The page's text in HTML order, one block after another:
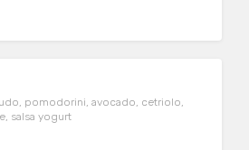
pomodorini, avocado, cetriolo,
salsa yogurt